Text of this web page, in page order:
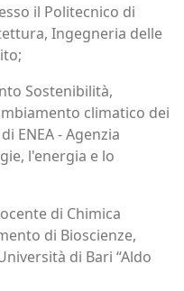
il Politecnico di
Ingegneria delle
Sostenibilità,
climatico dei
ENEA - Agenzia
l'energia e lo
di Chimica
di Bioscienze,
di Bari “Aldo